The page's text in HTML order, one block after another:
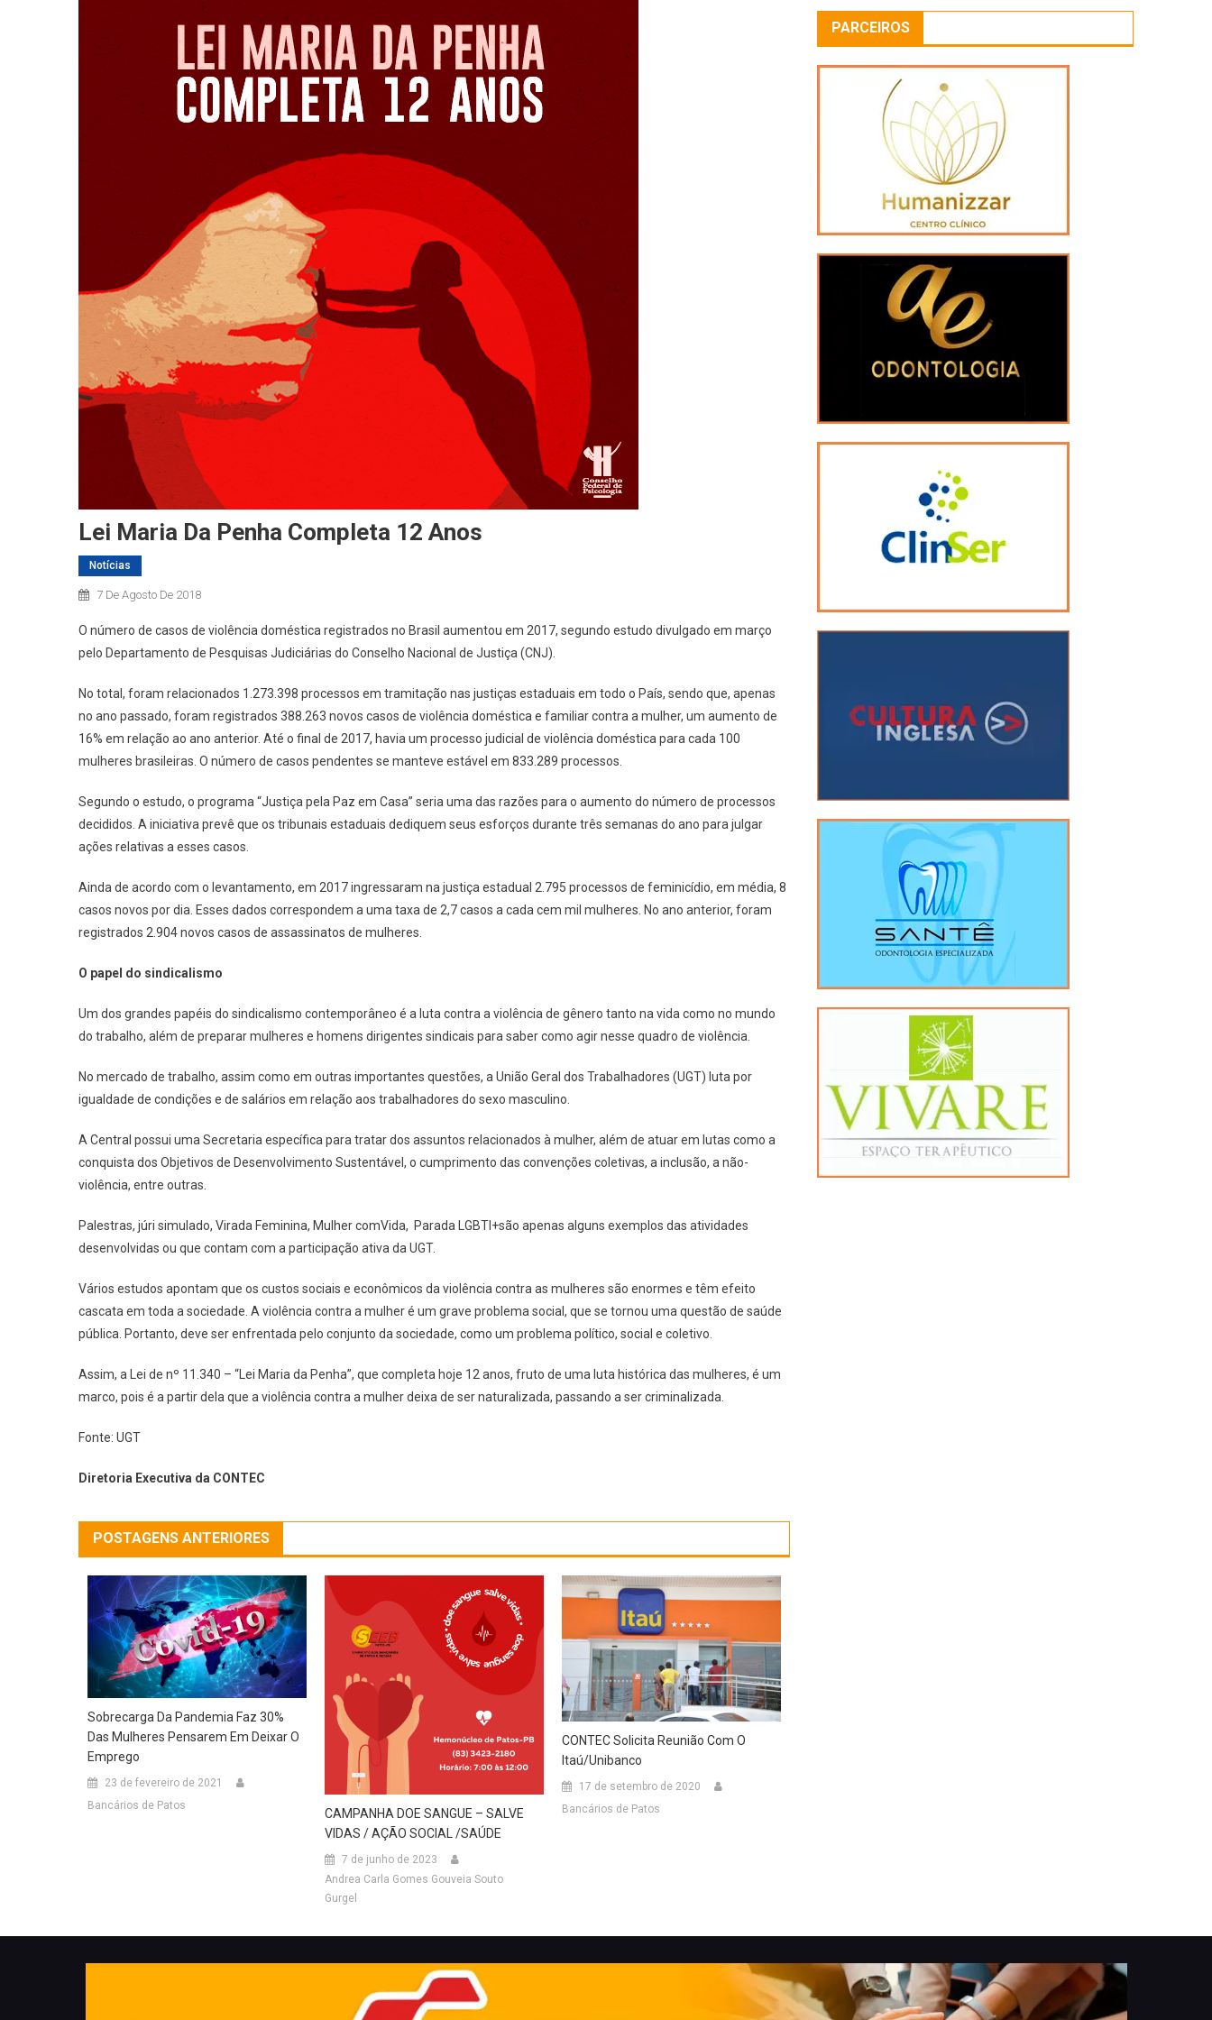
Lei Maria Da Penha Completa 12 Anos
Notícias
7 De Agosto De 2018
O número de casos de violência doméstica registrados no Brasil aumentou em 2017, segundo estudo divulgado em março
pelo Departamento de Pesquisas Judiciárias do Conselho Nacional de Justiça (CNJ).
No total, foram relacionados 1.273.398 processos em tramitação nas justiças estaduais em todo o País, sendo que, apenas
no ano passado, foram registrados 388.263 novos casos de violência doméstica e familiar contra a mulher, um aumento de
16% em relação ao ano anterior. Até o final de 2017, havia um processo judicial de violência doméstica para cada 100
mulheres brasileiras. O número de casos pendentes se manteve estável em 833.289 processos.
Segundo o estudo, o programa “Justiça pela Paz em Casa” seria uma das razões para o aumento do número de processos
decididos. A iniciativa prevê que os tribunais estaduais dediquem seus esforços durante três semanas do ano para julgar
ações relativas a esses casos.
Ainda de acordo com o levantamento, em 2017 ingressaram na justiça estadual 2.795 processos de feminicídio, em média, 8
casos novos por dia. Esses dados correspondem a uma taxa de 2,7 casos a cada cem mil mulheres. No ano anterior, foram
registrados 2.904 novos casos de assassinatos de mulheres.
O papel do sindicalismo
Um dos grandes papéis do sindicalismo contemporâneo é a luta contra a violência de gênero tanto na vida como no mundo
do trabalho, além de preparar mulheres e homens dirigentes sindicais para saber como agir nesse quadro de violência.
No mercado de trabalho, assim como em outras importantes questões, a União Geral dos Trabalhadores (UGT) luta por
igualdade de condições e de salários em relação aos trabalhadores do sexo masculino.
A Central possui uma Secretaria específica para tratar dos assuntos relacionados à mulher, além de atuar em lutas como a
conquista dos Objetivos de Desenvolvimento Sustentável, o cumprimento das convenções coletivas, a inclusão, a não-
violência, entre outras.
Palestras, júri simulado, Virada Feminina, Mulher comVida, Parada LGBTI+são apenas alguns exemplos das atividades
desenvolvidas ou que contam com a participação ativa da UGT.
Vários estudos apontam que os custos sociais e econômicos da violência contra as mulheres são enormes e têm efeito
cascata em toda a sociedade. A violência contra a mulher é um grave problema social, que se tornou uma questão de saúde
pública. Portanto, deve ser enfrentada pelo conjunto da sociedade, como um problema político, social e coletivo.
Assim, a Lei de nº 11.340 – “Lei Maria da Penha”, que completa hoje 12 anos, fruto de uma luta histórica das mulheres, é um
marco, pois é a partir dela que a violência contra a mulher deixa de ser naturalizada, passando a ser criminalizada.
Fonte: UGT
Diretoria Executiva da CONTEC
POSTAGENS ANTERIORES
Sobrecarga Da Pandemia Faz 30%
Das Mulheres Pensarem Em Deixar O
Emprego
23 de fevereiro de 2021
Bancários de Patos
CAMPANHA DOE SANGUE – SALVE
VIDAS / AÇÃO SOCIAL /SAÚDE
7 de junho de 2023
Andrea Carla Gomes Gouveia Souto
Gurgel
CONTEC Solicita Reunião Com O
Itaú/Unibanco
17 de setembro de 2020
Bancários de Patos
PARCEIROS